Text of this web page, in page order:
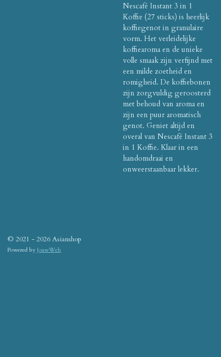
Nescafé Instant 3 in 1
Koffie (27 sticks) is heerlijk
koffiegenot in granulaire
vorm. Het verleidelijke
koffiearoma en de unieke
volle smaak zijn verfijnd met
een milde zoetheid en
romigheid. De koffiebonen
zijn zorgvuldig geroosterd
met behoud van aroma en
zijn een puur aromatisch
genot. Geniet altijd en
overal van Nescafé Instant 3
in 1 Koffie. Klaar in een
handomdraai en
onweerstaanbaar lekker.
© 2021 - 2026 Asianshop
Powered byJouwWeb